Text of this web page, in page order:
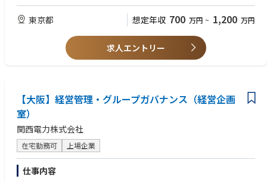
•国際税務実務経験
•内部統制または内部監査業務経験
•US-GAAPまたはIFRS実務経験
•ERP,会計システム導入経験
東京都 想定年収 700 万円 ~ 1,200 万円
求人エントリー
【大阪】経営管理・グループガバナンス（経営企画
室）
関西電力株式会社
在宅勤務可 上場企業
仕事内容